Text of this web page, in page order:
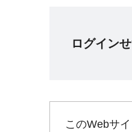
ログイン
このWebサイ